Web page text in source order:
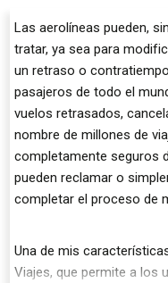
Las aerolíneas pueden,
tratar, ya sea para
un retraso o
pasajeros de todo el
vuelos retrasados,
nombre de millones de
completamente seguros
pueden reclamar o
completar el proceso de
Una de mis
Viajes, que permite a los